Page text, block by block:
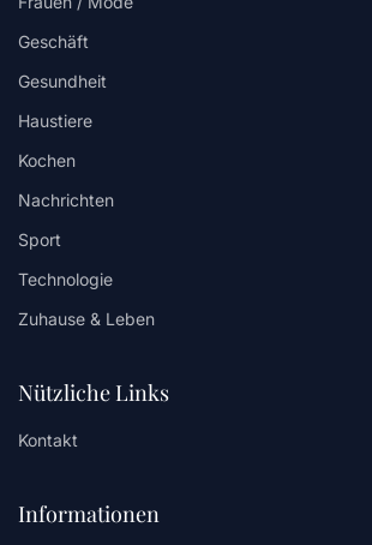
Geschäft
Gesundheit
Haustiere
Kochen
Nachrichten
Sport
Technologie
Zuhause & Leben
Nützliche Links
Kontakt
Informationen